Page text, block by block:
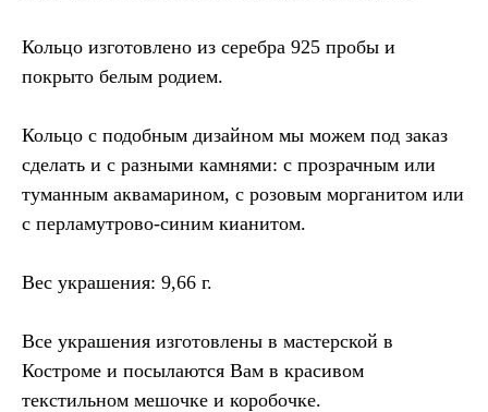
Кольцо изготовлено из серебра 925 пробы и
покрыто белым родием.
Кольцо с подобным дизайном мы можем под заказ
сделать и с разными камнями: с прозрачным или
туманным аквамарином, с розовым морганитом или
с перламутрово-синим кианитом.
Вес украшения: 9,66 г.
Все украшения изготовлены в мастерской в
Костроме и посылаются Вам в красивом
текстильном мешочке и коробочке.